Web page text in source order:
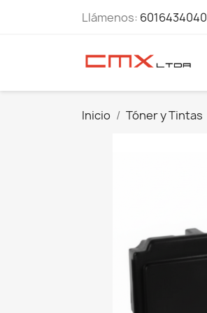
Llámenos: 6016434040
Inicio Tóner y Tintas